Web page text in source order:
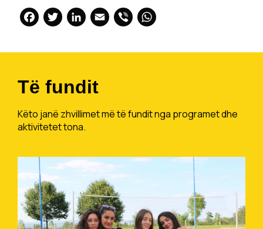
Facebook
Twitter
LinkedIn
Email
Viber
Të fundit
Këto janë zhvillimet më të fundit nga programet dhe
aktivitetet tona.